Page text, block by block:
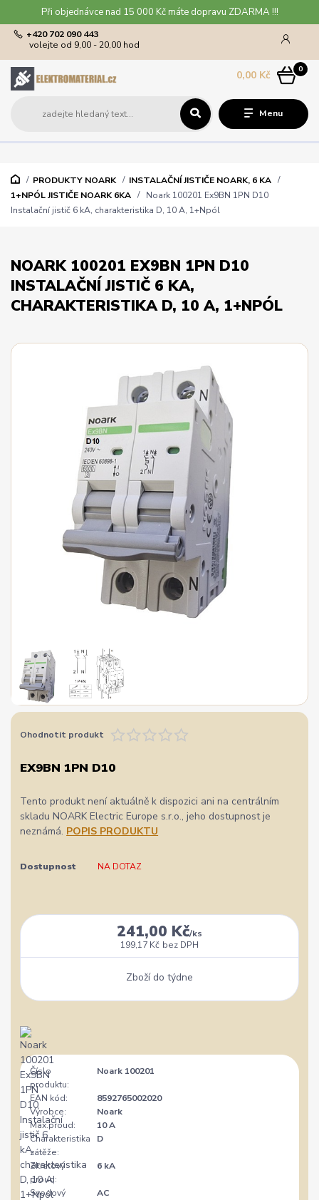
Při objednávce nad 15 000 Kč máte dopravu ZDARMA !!!
Menu
+420 702 090 443
volejte od 9,00 - 20,00 hod
0
0,00 Kč
PRODUKTY NOARK
INSTALAČNÍ JISTIČE NOARK, 6 KA
1+NPÓL JISTIČE NOARK 6KA
Noark 100201 Ex9BN 1PN D10
Instalační jistič 6 kA, charakteristika D, 10 A, 1+Npól
NOARK 100201 EX9BN 1PN D10
INSTALAČNÍ JISTIČ 6 KA,
CHARAKTERISTIKA D, 10 A, 1+NPÓL
Ohodnotit produkt
EX9BN 1PN D10
Tento produkt není aktuálně k dispozici ani na centrálním
skladu NOARK Electric Europe s.r.o., jeho dostupnost je
neznámá. POPIS PRODUKTU
Dostupnost NA DOTAZ
241,00 Kč/ks
199,17 Kč bez DPH
Zboží do týdne
Číslo
produktu:
Noark 100201
EAN kód:
8592765002020
Výrobce:
Noark
Max.proud:
10 A
Charakteristika
zátěže:
D
Zkratový
proud:
6 kA
Svodový
AC